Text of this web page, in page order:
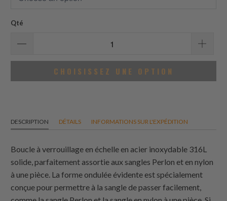
Qté
CHOISISSEZ UNE OPTION
DESCRIPTION DÉTAILS INFORMATIONS SUR L'EXPÉDITION
Boucle à verrouillage en échelle en acier inoxydable 316L
solide, parfaitement assortie aux sangles Perlon et en nylon
à une pièce. La forme ondulée évidente est spécialement
conçue pour permettre à la sangle de passer facilement,